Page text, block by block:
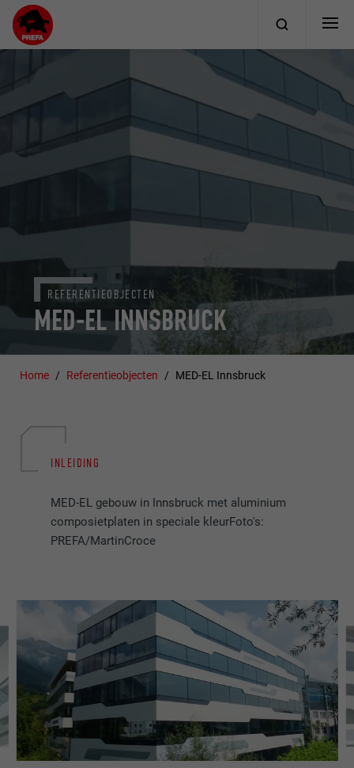
MED-EL INNSBRUCK
REFERENTIEOBJECTEN
Home Referentieobjecten MED-EL Innsbruck
INLEIDING
MED-EL gebouw in Innsbruck met aluminium
composietplaten in speciale kleurFoto's:
PREFA/MartinCroce